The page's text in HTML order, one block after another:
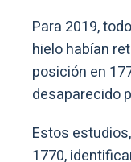
Para 2019,
hielo habían
posición en
desaparecido
Estos
1770,